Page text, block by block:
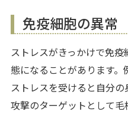
免疫細胞の異常
ストレスがきっかけで免
態になることがあります。
ストレスを受けると自分の
攻撃のターゲットとして